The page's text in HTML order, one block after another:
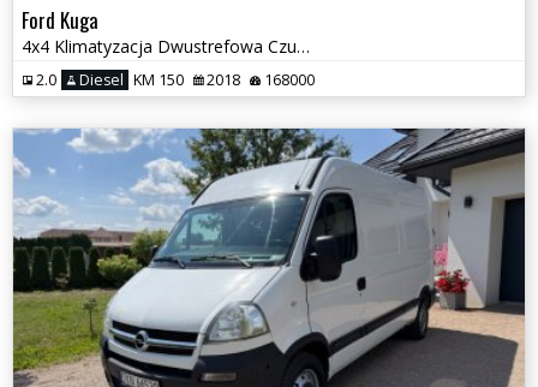
Ford Kuga
4x4 Klimatyzacja Dwustrefowa Czujniki Tempomat Nawigacja
2.0 Diesel KM 150 2018 168000